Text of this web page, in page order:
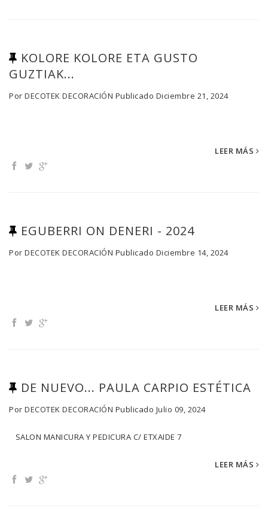
KOLORE KOLORE ETA GUSTO
GUZTIAK...
Por DECOTEK DECORACIÓN Publicado Diciembre 21, 2024
LEER MÁS
EGUBERRI ON DENERI - 2024
Por DECOTEK DECORACIÓN Publicado Diciembre 14, 2024
LEER MÁS
DE NUEVO... PAULA CARPIO ESTÉTICA
Por DECOTEK DECORACIÓN Publicado Julio 09, 2024
SALON MANICURA Y PEDICURA C/ ETXAIDE 7
LEER MÁS